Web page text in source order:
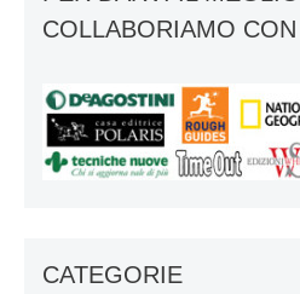
COLLABORIAMO CON
CATEGORIE